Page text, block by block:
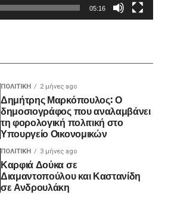
05:16
ΠΟΛΙΤΙΚΉ 2 μήνες ago
Δημήτρης Μαρκόπουλος: Ο
δημοσιογράφος που αναλαμβάνει
τη φορολογική πολιτική στο
Υπουργείο Οικονομικών
ΠΟΛΙΤΙΚΉ 3 μήνες ago
Καρφιά Δούκα σε
Διαμαντοπούλου και Καστανίδη
σε Ανδρουλάκη